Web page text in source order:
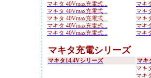
マキタ 40Vmax充電式...
マキタ 40Vmax充電式...
マキタ 40Vmax充電式...
マキタ 40Vmax充電式...
マキタ 40Vmax充電式...
マキ
マキ
マキ
マキ
マキ
マキタ充電シリーズ
マキタ14.4Vシリーズ
マキ
マキ
マキ